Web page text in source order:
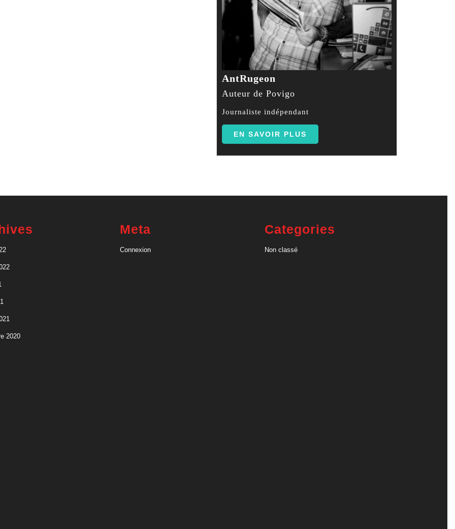
AntRugeon
Auteur de Povigo
Journaliste indépendant
EN SAVOIR PLUS
2020
Meta
Connexion
Categories
Non classé